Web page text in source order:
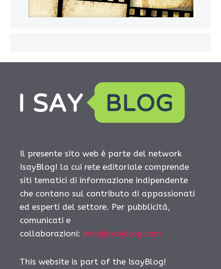
Il presente sito web è parte del network
IsayBlog! la cui rete editoriale comprende
siti tematici di informazione indipendente
che contano sul contributo di appassionati
ed esperti del settore. Per pubblicità,
comunicati e
collaborazioni: info@isayblog.com
This website is part of the IsayBlog!